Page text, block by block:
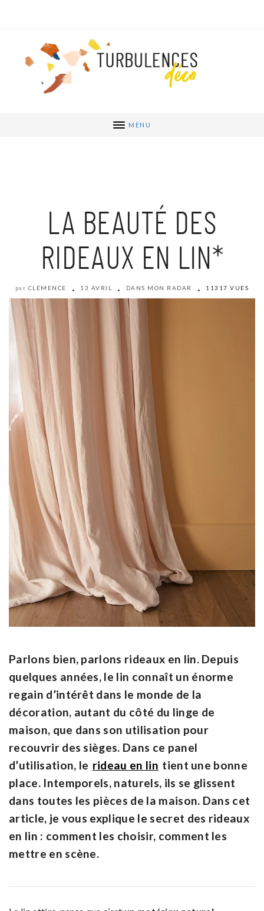
MENU
LA BEAUTÉ DES
RIDEAUX EN LIN*
par CLÉMENCE 13 AVRIL DANS MON RADAR 11317 VUES
Parlons bien, parlons rideaux en lin. Depuis
quelques années, le lin connaît un énorme
regain d’intérêt dans le monde de la
décoration, autant du côté du linge de
maison, que dans son utilisation pour
recouvrir des sièges. Dans ce panel
d’utilisation, le rideau en lin tient une bonne
place. Intemporels, naturels, ils se glissent
dans toutes les pièces de la maison. Dans cet
article, je vous explique le secret des rideaux
en lin : comment les choisir, comment les
mettre en scène.